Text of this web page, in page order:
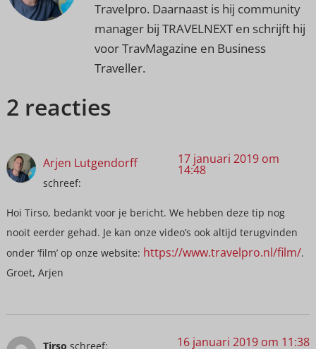
Travelpro. Daarnaast is hij community
manager bij TRAVELNEXT en schrijft hij
voor TravMagazine en Business
Traveller.
2 reacties
Arjen Lutgendorff
schreef:
17 januari 2019 om
14:48
Hoi Tirso, bedankt voor je bericht. We hebben deze tip nog
nooit eerder gehad. Je kan onze video’s ook altijd terugvinden
onder ‘film’ op onze website: https://www.travelpro.nl/film/.
Groet, Arjen
Tirso schreef: 16 januari 2019 om 11:38